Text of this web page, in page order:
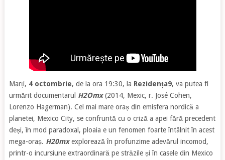
Marți, 4 octombrie, de la ora 19:30, la Rezidența9, va putea fi
urmărit documentarul H2Omx (2014, Mexic, r. José Cohen,
Lorenzo Hagerman). Cel mai mare oraș din emisfera nordică a
planetei, Mexico City, se confruntă cu o criză a apei fără precedent
deși, în mod paradoxal, ploaia e un fenomen foarte întâlnit în acest
mega-oraș. H20mxexplorează în profunzime adevărul incomod,
printr-o incursiune extraordinară pe străzile și în casele din Mexico